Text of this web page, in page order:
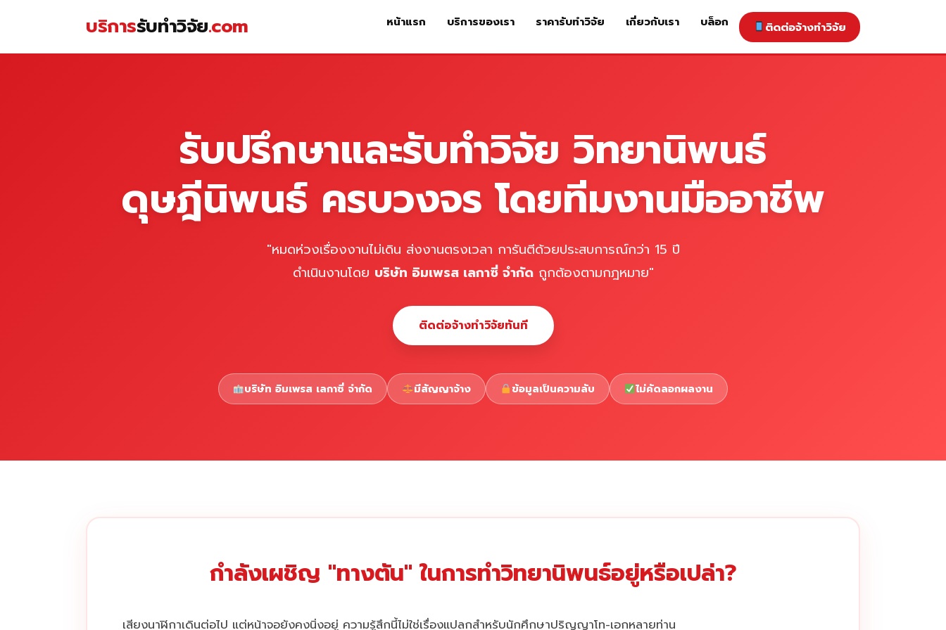
หน้าแรก บริการของเรา ราคารับทำวิจัย ติดต่อจ้างทำวิจัย เกี่ยวกับเรา
บริการรับทำวิจัย.com หน้าแรก บริการของเรา ราคารับทำวิจัย เกี่ยวกับเรา บล็อก ติดต่อจ้างทำวิจัย
รับปรึกษาและรับทำวิจัย วิทยานิพนธ์
ดุษฎีนิพนธ์ ครบวงจร โดยทีมงานมืออาชีพ
"หมดห่วงเรื่องงานไม่เดิน ส่งงานตรงเวลา การันตีด้วยประสบการณ์กว่า 15 ปี
ดำเนินงานโดย บริษัท อิมเพรส เลกาซี่ จำกัดถูกต้องตามกฎหมาย"
ติดต่อจ้างทำวิจัยทันที
บริษัท อิมเพรส เลกาซี่ จำกัด มีสัญญาจ้าง ข้อมูลเป็นความลับ ไม่คัดลอกผลงาน
กำลังเผชิญ "ทางตัน" ในการทำวิทยานิพนธ์อยู่หรือเปล่า?
เสียงนาฬิกาเดินต่อไป แต่หน้าจอยังคงนิ่งอยู่ ความรู้สึกนี้ไม่ใช่เรื่องแปลกสำหรับนักศึกษาปริญญาโท-เอกหลายท่าน